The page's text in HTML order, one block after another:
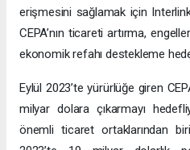
erişmesini sağlamak için
CEPA’nın ticareti artırma,
ekonomik refahı destekleme
Eylül 2023’te yürürlüğe giren
milyar dolara çıkarmayı
önemli ticaret ortaklarından